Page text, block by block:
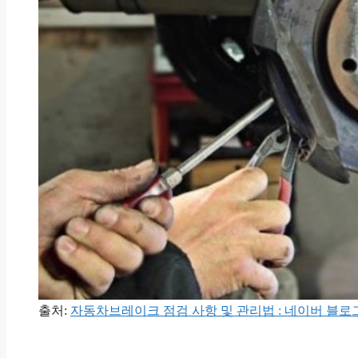
출처: 자동차브레이크 점검 사항 및 관리법 : 네이버 블로